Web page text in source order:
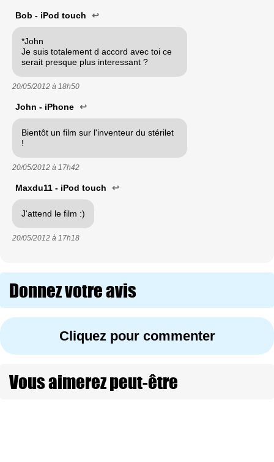
Bob - iPod touch ↩
*John
Je suis totalement d accord avec toi ce
serait presque plus interessant ?
20/05/2012 à 18h50
John - iPhone ↩
Bientôt un film sur l'inventeur du stérilet
!
20/05/2012 à 17h42
Maxdu11 - iPod touch ↩
J'attend le film :)
20/05/2012 à 17h18
Donnez votre avis
Cliquez pour commenter
Vous aimerez peut-être